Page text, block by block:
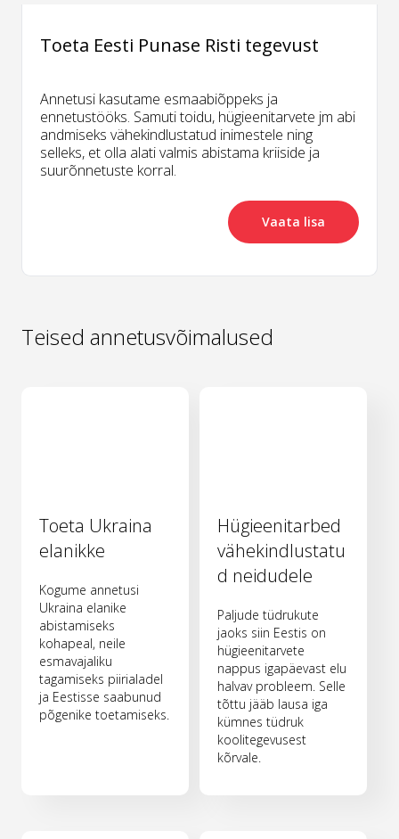
Toeta Eesti Punase Risti tegevust
Annetusi kasutame esmaabiõppeks ja
ennetustööks. Samuti toidu, hügieenitarvete jm abi
andmiseks vähekindlustatud inimestele ning
selleks, et olla alati valmis abistama kriiside ja
suurõnnetuste korral.
Vaata lisa
Teised annetusvõimalused
Toeta Ukraina
elanikke
Kogume annetusi
Ukraina elanike
abistamiseks
kohapeal, neile
esmavajaliku
tagamiseks piirialadel
ja Eestisse saabunud
põgenike toetamiseks.
Hügieenitarbed
vähekindlustatu
d neidudele
Paljude tüdrukute
jaoks siin Eestis on
hügieenitarvete
nappus igapäevast elu
halvav probleem. Selle
tõttu jääb lausa iga
kümnes tüdruk
koolitegevusest
kõrvale.